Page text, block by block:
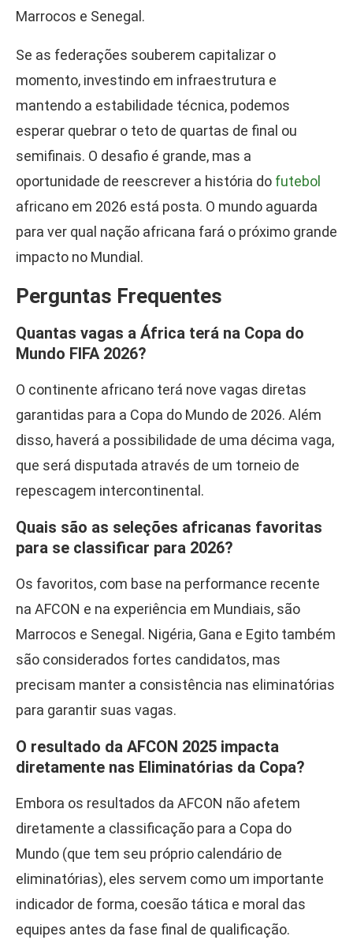
Marrocos e Senegal.
Se as federações souberem capitalizar o
momento, investindo em infraestrutura e
mantendo a estabilidade técnica, podemos
esperar quebrar o teto de quartas de final ou
semifinais. O desafio é grande, mas a
oportunidade de reescrever a história do futebol
africano em 2026 está posta. O mundo aguarda
para ver qual nação africana fará o próximo grande
impacto no Mundial.
Perguntas Frequentes
Quantas vagas a África terá na Copa do
Mundo FIFA 2026?
O continente africano terá nove vagas diretas
garantidas para a Copa do Mundo de 2026. Além
disso, haverá a possibilidade de uma décima vaga,
que será disputada através de um torneio de
repescagem intercontinental.
Quais são as seleções africanas favoritas
para se classificar para 2026?
Os favoritos, com base na performance recente
na AFCON e na experiência em Mundiais, são
Marrocos e Senegal. Nigéria, Gana e Egito também
são considerados fortes candidatos, mas
precisam manter a consistência nas eliminatórias
para garantir suas vagas.
O resultado da AFCON 2025 impacta
diretamente nas Eliminatórias da Copa?
Embora os resultados da AFCON não afetem
diretamente a classificação para a Copa do
Mundo (que tem seu próprio calendário de
eliminatórias), eles servem como um importante
indicador de forma, coesão tática e moral das
equipes antes da fase final de qualificação.